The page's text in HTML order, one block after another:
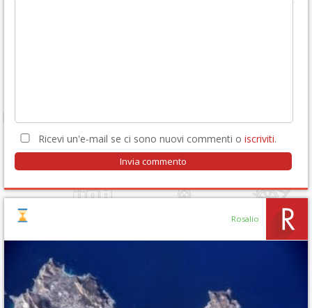
Ricevi un'e-mail se ci sono nuovi commenti o iscriviti.
Rosalio